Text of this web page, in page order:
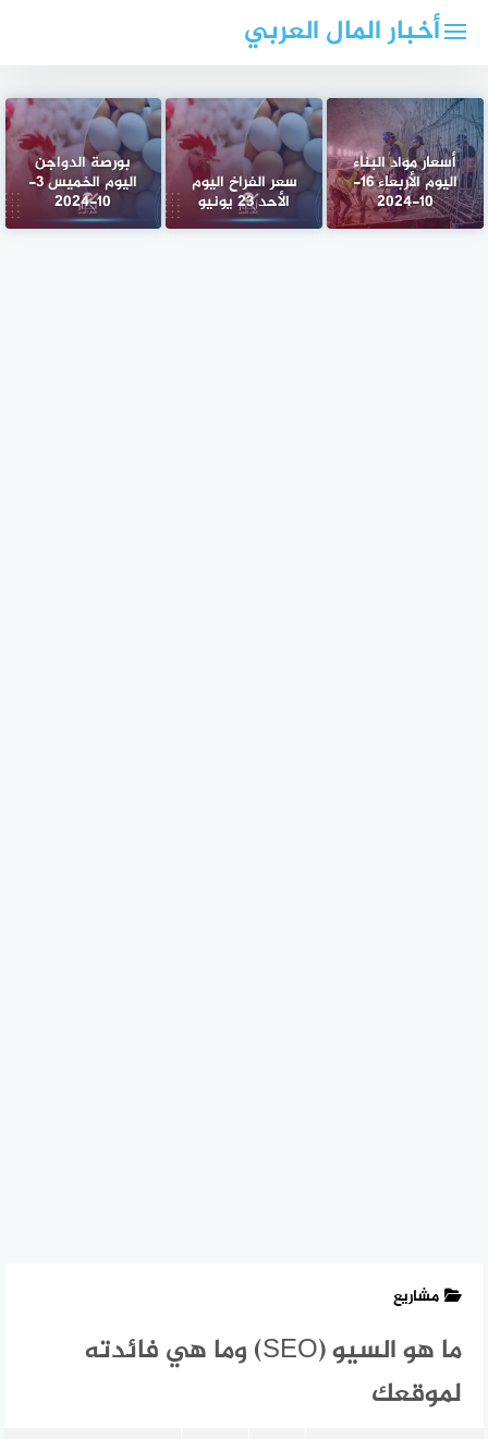
أخبار المال العربي
أسعار مواد البناء
اليوم الأربعاء 16-
10-2024
سعر الفراخ اليوم
الأحد 23 يونيو
بورصة الدواجن
اليوم الخميس 3-
10-2024
مشاريع
ما هو السيو (SEO) وما هي فائدته
لموقعك